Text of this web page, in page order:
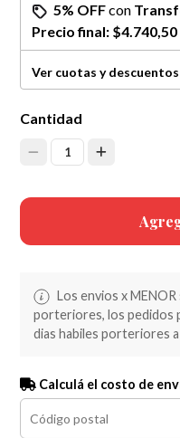
5% OFFcon
Precio final: $4.740,50
Ver cuotas y descuentos
Cantidad
1
Los envios x
porteriores, los pedidos
dias habiles porteriores
Calculá el costo de